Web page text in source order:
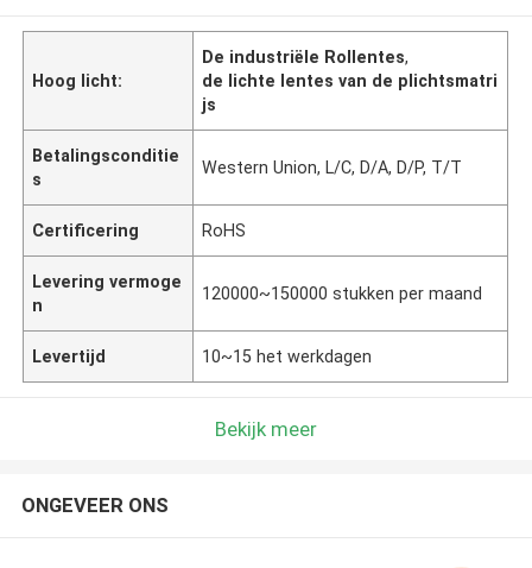
Hoog licht:
De industriële Rollentes,
de lichte lentes van de plichtsmatri
js
Betalingsconditie
s
Western Union, L/C, D/A, D/P, T/T
Certificering RoHS
Levering vermoge
n
120000~150000 stukken per maand
Levertijd 10~15 het werkdagen
Bekijk meer
ONGEVEER ONS